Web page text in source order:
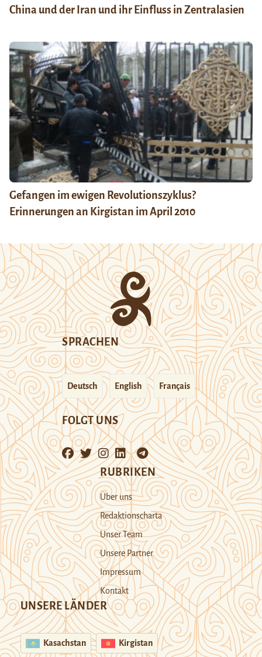
China und der Iran und ihr Einfluss in Zentralasien
Gefangen im ewigen Revolutionszyklus?
Erinnerungen an Kirgistan im April 2010
SPRACHEN
Deutsch English Français
FOLGT UNS
RUBRIKEN
Über uns
Redaktionscharta
Unser Team
Unsere Partner
Impressum
Kontakt
UNSERE LÄNDER
Kasachstan Kirgistan